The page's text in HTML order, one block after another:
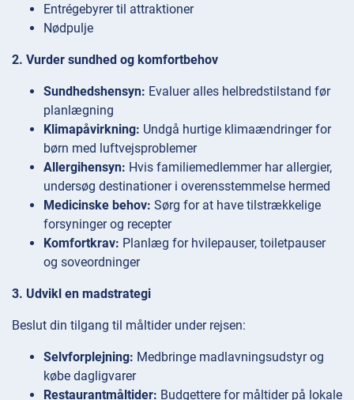
Entrégebyrer til attraktioner
Nødpulje
2. Vurder sundhed og komfortbehov
Sundhedshensyn: Evaluer alles helbredstilstand før
planlægning
Klimapåvirkning: Undgå hurtige klimaændringer for
børn med luftvejsproblemer
Allergihensyn: Hvis familiemedlemmer har allergier,
undersøg destinationer i overensstemmelse hermed
Medicinske behov: Sørg for at have tilstrækkelige
forsyninger og recepter
Komfortkrav: Planlæg for hvilepauser, toiletpauser
og soveordninger
3. Udvikl en madstrategi
Beslut din tilgang til måltider under rejsen:
Selvforplejning: Medbringe madlavningsudstyr og
købe dagligvarer
Restaurantmåltider: Budgettere for måltider på lokale